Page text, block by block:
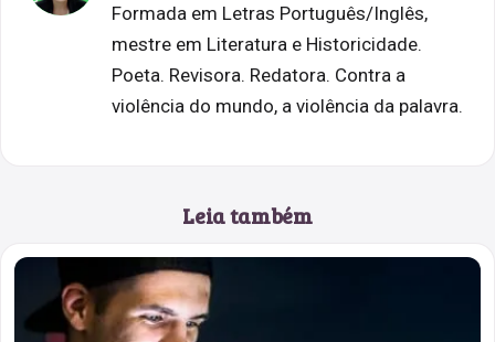
Formada em Letras Português/Inglês,
mestre em Literatura e Historicidade.
Poeta. Revisora. Redatora. Contra a
violência do mundo, a violência da palavra.
Leia também